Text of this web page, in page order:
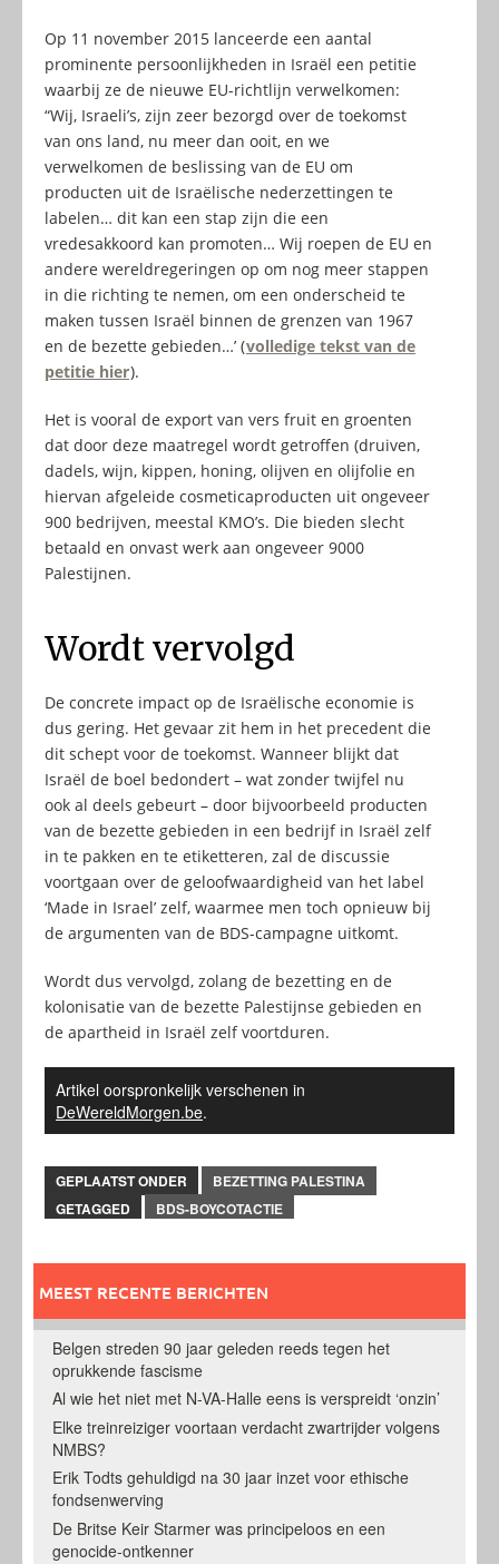
Op 11 november 2015 lanceerde een aantal
prominente persoonlijkheden in Israël een petitie
waarbij ze de nieuwe EU-richtlijn verwelkomen:
“Wij, Israeli’s, zijn zeer bezorgd over de toekomst
van ons land, nu meer dan ooit, en we
verwelkomen de beslissing van de EU om
producten uit de Israëlische nederzettingen te
labelen… dit kan een stap zijn die een
vredesakkoord kan promoten… Wij roepen de EU en
andere wereldregeringen op om nog meer stappen
in die richting te nemen, om een onderscheid te
maken tussen Israël binnen de grenzen van 1967
en de bezette gebieden…’ (volledige tekst van de
petitie hier).
Het is vooral de export van vers fruit en groenten
dat door deze maatregel wordt getroffen (druiven,
dadels, wijn, kippen, honing, olijven en olijfolie en
hiervan afgeleide cosmeticaproducten uit ongeveer
900 bedrijven, meestal KMO’s. Die bieden slecht
betaald en onvast werk aan ongeveer 9000
Palestijnen.
Wordt vervolgd
De concrete impact op de Israëlische economie is
dus gering. Het gevaar zit hem in het precedent die
dit schept voor de toekomst. Wanneer blijkt dat
Israël de boel bedondert – wat zonder twijfel nu
ook al deels gebeurt – door bijvoorbeeld producten
van de bezette gebieden in een bedrijf in Israël zelf
in te pakken en te etiketteren, zal de discussie
voortgaan over de geloofwaardigheid van het label
‘Made in Israel’ zelf, waarmee men toch opnieuw bij
de argumenten van de BDS-campagne uitkomt.
Wordt dus vervolgd, zolang de bezetting en de
kolonisatie van de bezette Palestijnse gebieden en
de apartheid in Israël zelf voortduren.
Artikel oorspronkelijk verschenen in
DeWereldMorgen.be.
GEPLAATST ONDER
BEZETTING PALESTINA
GETAGGED
BDS-BOYCOTACTIE
MEEST RECENTE BERICHTEN
Belgen streden 90 jaar geleden reeds tegen het
oprukkende fascisme
Al wie het niet met N-VA-Halle eens is verspreidt ‘onzin’
Elke treinreiziger voortaan verdacht zwartrijder volgens
NMBS?
Erik Todts gehuldigd na 30 jaar inzet voor ethische
fondsenwerving
De Britse Keir Starmer was principeloos en een
genocide-ontkenner